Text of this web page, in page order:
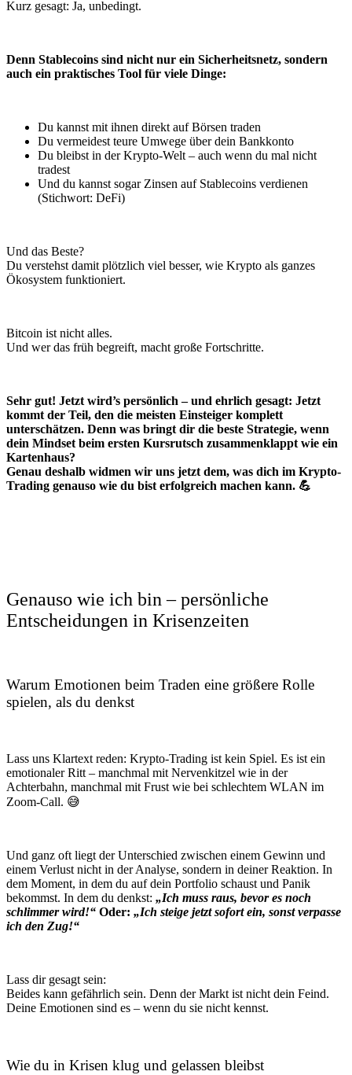
Kurz gesagt: Ja, unbedingt.
Denn Stablecoins sind nicht nur ein Sicherheitsnetz, sondern
auch ein praktisches Tool für viele Dinge:
Du kannst mit ihnen direkt auf Börsen traden
Du vermeidest teure Umwege über dein Bankkonto
Du bleibst in der Krypto-Welt – auch wenn du mal nicht
tradest
Und du kannst sogar Zinsen auf Stablecoins verdienen
(Stichwort: DeFi)
Und das Beste?
Du verstehst damit plötzlich viel besser, wie Krypto als ganzes
Ökosystem funktioniert.
Bitcoin ist nicht alles.
Und wer das früh begreift, macht große Fortschritte.
Sehr gut! Jetzt wird’s persönlich – und ehrlich gesagt: Jetzt
kommt der Teil, den die meisten Einsteiger komplett
unterschätzen. Denn was bringt dir die beste Strategie, wenn
dein Mindset beim ersten Kursrutsch zusammenklappt wie ein
Kartenhaus?
Genau deshalb widmen wir uns jetzt dem, was dich im Krypto-
Trading genauso wie du bist erfolgreich machen kann. 💪
Genauso wie ich bin – persönliche
Entscheidungen in Krisenzeiten
Warum Emotionen beim Traden eine größere Rolle
spielen, als du denkst
Lass uns Klartext reden: Krypto-Trading ist kein Spiel. Es ist ein
emotionaler Ritt – manchmal mit Nervenkitzel wie in der
Achterbahn, manchmal mit Frust wie bei schlechtem WLAN im
Zoom-Call. 😅
Und ganz oft liegt der Unterschied zwischen einem Gewinn und
einem Verlust nicht in der Analyse, sondern in deiner Reaktion. In
dem Moment, in dem du auf dein Portfolio schaust und Panik
bekommst. In dem du denkst: „Ich muss raus, bevor es noch
schlimmer wird!“ Oder: „Ich steige jetzt sofort ein, sonst verpasse
ich den Zug!“
Lass dir gesagt sein:
Beides kann gefährlich sein. Denn der Markt ist nicht dein Feind.
Deine Emotionen sind es – wenn du sie nicht kennst.
Wie du in Krisen klug und gelassen bleibst